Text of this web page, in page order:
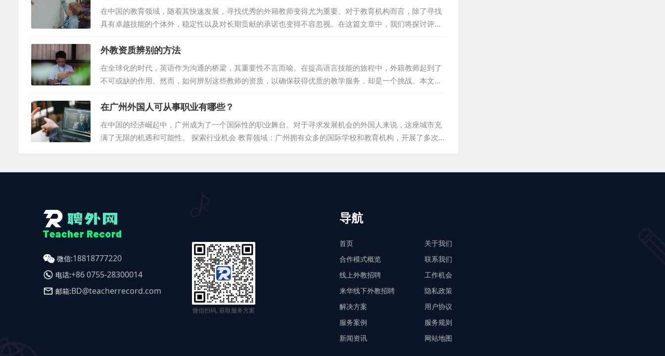
对一在线外教培训，价格平均每节课仅需20块钱左右，非常适合高频学习。阿卡索外教网的外教均来自英
语为母语的国家，拥有丰富的教学经验和专业的教师资...
在中国的教育领域，随着其快速发展，寻找优秀的外籍教师变得尤为重要。对于教育机构而言，除了寻找
具有卓越技能的个体外，稳定性以及对长期贡献的承诺也变得不容忽视。在这篇文章中，我们将探讨评估
在华优秀的外教标准究竟有什么。 一、工作许可证：稳定性的保障 评估外籍教师优秀程度的核心标准之
一是他们是否持有有效的工作许可证。这份法律文件不仅规定了教师在中国的停留时间，而且体现了他们
的承诺。没有工作许可证的外籍教师往往存在突然离职的风险，而持有许可证的教师则能在较长一段时间
内为中国学生做出有意义的贡献。因此，持有工作许可证...
外教资质辨别的方法
在全球化的时代，英语作为沟通的桥梁，其重要性不言而喻。在提高语言技能的旅程中，外籍教师起到了
不可或缺的作用。然而，如何辨别这些教师的资质，以确保获得优质的教学服务，却是一个挑战。本文将
为你揭示一种专业的方法来进行外教资质辨别。 理解外籍教师的教学资格 我们必须承认，外籍教师的教
学资格在我们的教育旅程中发挥着至关重要的作用。这并不仅仅关乎他们所教授的语言，而是关于他们的
教学经验以及他们如何营造积极的学习环境。一个合格的外籍教师能直接影响我们的学习效果和投资回
报。 过去，与合格的外籍教师接触可能需要付出昂贵的...
在广州外国人可从事职业有哪些？
在中国的经济崛起中，广州成为了一个国际性的职业舞台。对于寻求发展机会的外国人来说，这座城市充
满了无限的机遇和可能性。 探索行业机会 教育领域：广州拥有众多的国际学校和教育机构，开展了多次
微信:18818777220
电话:+86 0755-28300014
邮箱:BD@teacherrecord.com
微信扫码, 获取服务方案
导航
首页
合作模式概览
线上外教招聘
来华线下外教招聘
解决方案
服务案例
新闻资讯
关于我们
联系我们
工作机会
隐私政策
用户协议
服务规则
网站地图